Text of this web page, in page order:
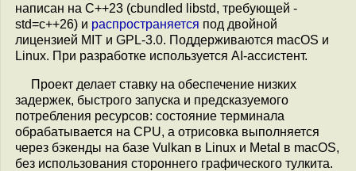
написан на C++23 (сbundled libstd, требующей -
std=c++26) и распространяется под двойной
лицензией MIT и GPL-3.0. Поддерживаются macOS и
Linux. При разработке используется AI-ассистент.
Проект делает ставку на обеспечение низких
задержек, быстрого запуска и предсказуемого
потребления ресурсов: состояние терминала
обрабатывается на CPU, а отрисовка выполняется
через бэкенды на базе Vulkan в Linux и Metal в macOS,
без использования стороннего графического тулкита.